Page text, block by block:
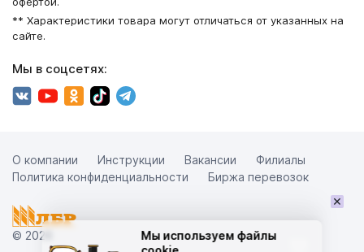
Мы используем файлы
** Характеристики товара могут отличаться от указанных на
сайте.
Мы в соцсетях:
© 2026
О компании Инструкции Вакансии
Филиалы
Политика конфиденциальности
Биржа перевозок
×